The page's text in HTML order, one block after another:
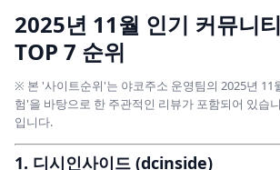
2025년 11월 인기 커뮤니
TOP 7 순위
※ 본 '사이트순위'는 야코주소 운영팀의 2025년 11
험'을 바탕으로 한 주관적인 리뷰가 포함되어 있습
입니다.
1. 디시인사이드 (dcinside)